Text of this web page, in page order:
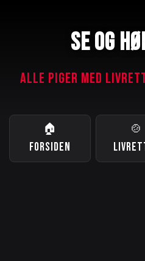
SE OG
ALLE PIGER MED
🏠
FORSIDEN
🍲